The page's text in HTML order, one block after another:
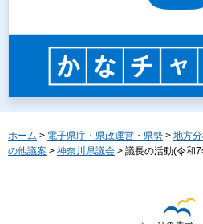
ホーム > 電子県庁・県政運営・県勢 > 地方
の他議案 > 神奈川県議会 > 議長の活動(令和